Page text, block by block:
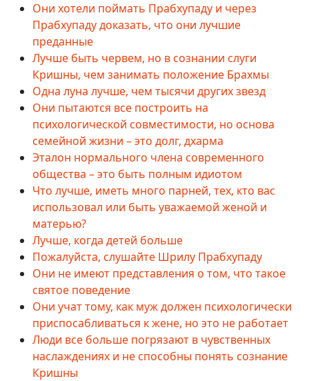
Они хотели поймать Прабхупаду и через
Прабхупаду доказать, что они лучшие
преданные
Лучше быть червем, но в сознании слуги
Кришны, чем занимать положение Брахмы
Одна луна лучше, чем тысячи других звезд
Они пытаются все построить на
психологической совместимости, но основа
семейной жизни – это долг, дхарма
Эталон нормального члена современного
общества – это быть полным идиотом
Что лучше, иметь много парней, тех, кто вас
использовал или быть уважаемой женой и
матерью?
Лучше, когда детей больше
Пожалуйста, слушайте Шрилу Прабхупаду
Они не имеют представления о том, что такое
святое поведение
Они учат тому, как муж должен психологически
приспосабливаться к жене, но это не работает
Люди все больше погрязают в чувственных
наслаждениях и не способны понять сознание
Кришны